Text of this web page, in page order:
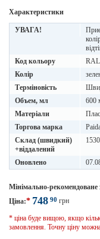
Характеристики
УВАГА!
Код кольору
Колір
Терміновість
Объем, мл
600
Матеріали
Торгова марка
Склад (швидкий)
+віддалений
Оновлено
Мінімально-рекомендоване
Ціна:* 748 90 грн
* ціна буде вищою, якщо
замовлення. Точну ціну